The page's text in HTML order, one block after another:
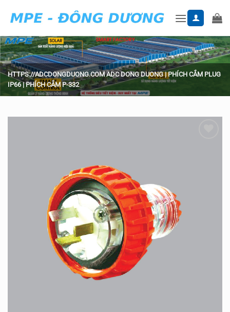
HTTPS://ADCDONGDUONG.COM ADC DONG DUONG|PHÍCH CẮM PLUG
IP66|PHÍCH CẮM P-332